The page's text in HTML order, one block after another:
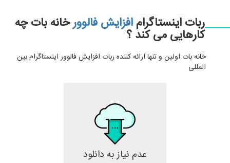
ربات اینستاگرامافزایش فالوورخانه بات چه
کارهایی می کند ؟
خانه بات اولین و تنها ارائه کننده ربات افزایش فالوور اینستاگرام بین
المللی
عدم نیاز به دانلود